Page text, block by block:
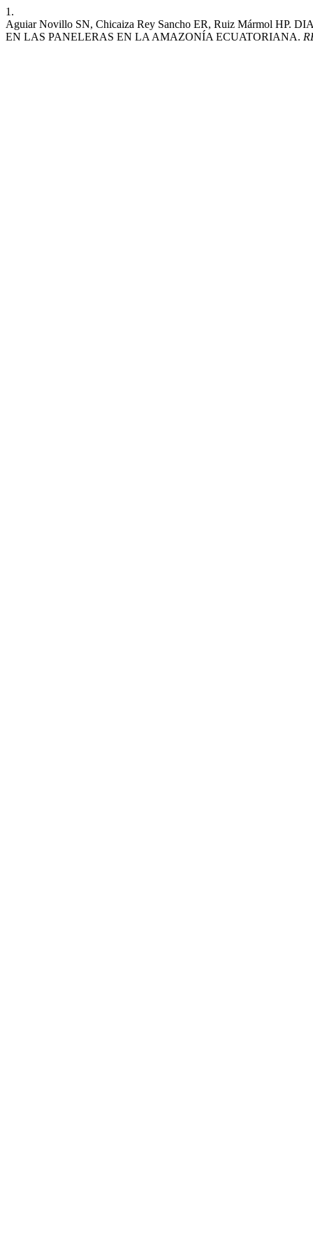
1.
Aguiar Novillo SN, Chicaiza Rey Sancho ER, Ruiz Mármol HP.
EN LAS PANELERAS EN LA AMAZONÍA ECUATORIANA.